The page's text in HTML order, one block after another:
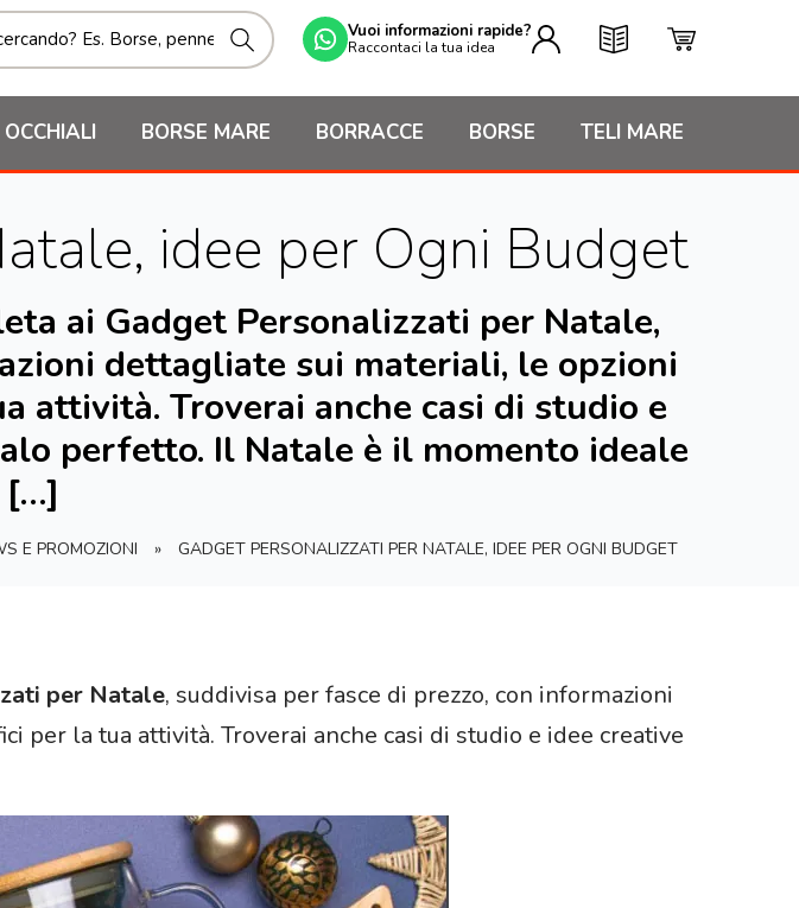
Vuoi informazioni rapide?
Raccontaci la tua idea
OCCHIALI BORSE MARE BORRACCE BORSE TELI MARE
idee per Ogni Budget
ai Gadget Personalizzati per Natale,
dettagliate sui materiali, le opzioni
attività. Troverai anche casi di studio e
perfetto. Il Natale è il momento ideale
[…]
E PROMOZIONI » GADGET PERSONALIZZATI PER NATALE, IDEE PER OGNI BUDGET
per Natale, suddivisa per fasce di prezzo, con informazioni
per la tua attività. Troverai anche casi di studio e idee creative